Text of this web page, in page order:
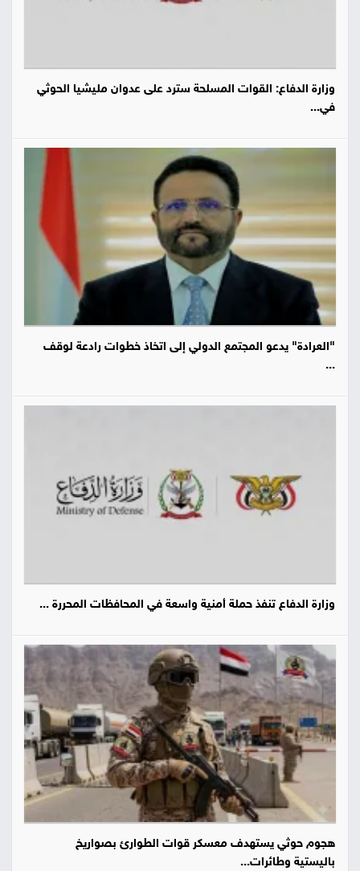
وزارة الدفاع: القوات المسلحة سترد على عدوان مليشيا الحوثي
في...
"العرادة" يدعو المجتمع الدولي إلى اتخاذ خطوات رادعة لوقف
...
وزارة الدفاع تنفذ حملة أمنية واسعة في المحافظات المحررة ...
هجوم حوثي يستهدف معسكر قوات الطوارئ بصواريخ
باليستية وطائرات...